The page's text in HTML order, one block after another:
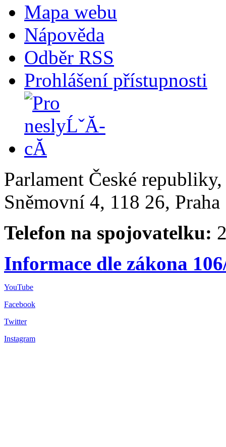
Mapa webu
Nápověda
Odběr RSS
Prohlášení přístupnosti
Parlament České
Sněmovní 4, 118 26,
Telefon na spojovatelku:
Informace dle zákona
YouTube
Facebook
Twitter
Instagram